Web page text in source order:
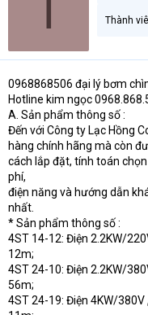
T Thành
0968868506 đại lý bơm
Hotline kim ngọc
A. Sản phẩm thông số :
Đến với Công ty Lạc Hồng
hàng chính hãng mà còn
cách lắp đặt, tính toán
phí,
điện năng và hướng dẫn
nhất.
* Sản phẩm thông số :
4ST 14-12: Điện 2.2KW/
12m;
4ST 24-10: Điện 2.2KW/
56m;
4ST 24-19: Điện 4KW/